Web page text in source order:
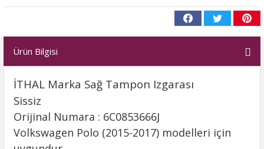
Ürün Bilgisi
İTHAL Marka Sağ Tampon Izgarası
Sissiz
Orijinal Numara : 6C0853666J
Volkswagen Polo (2015-2017) modelleri için